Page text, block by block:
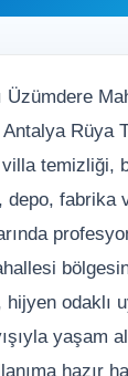
Üzümdere
Rüya
temizliği,
depo, fabrika
odaklı
yaşam
hazır